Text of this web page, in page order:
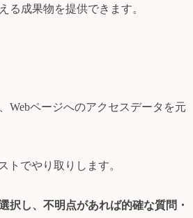
る成果物を提供できます。
Webページへのアクセスデータを元
トでやり取りします。
択し、不明点があれば的確な質問・